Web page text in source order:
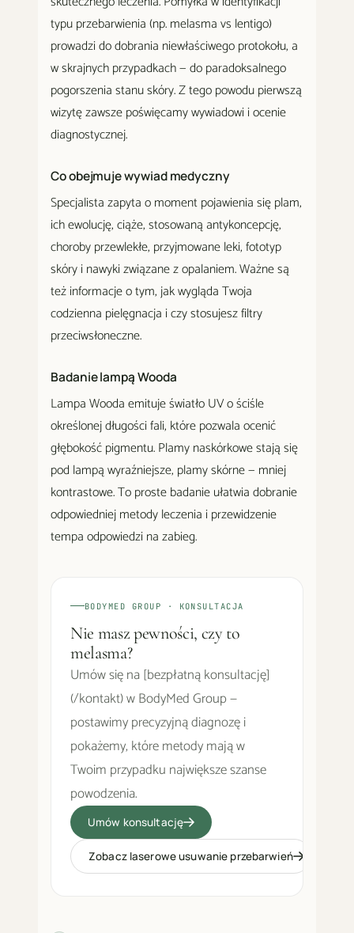
typu przebarwienia (np. melasma vs lentigo)
prowadzi do dobrania niewłaściwego protokołu, a
w skrajnych przypadkach — do paradoksalnego
pogorszenia stanu skóry. Z tego powodu pierwszą
wizytę zawsze poświęcamy wywiadowi i ocenie
diagnostycznej.
Co obejmuje wywiad medyczny
Specjalista zapyta o moment pojawienia się plam,
ich ewolucję, ciąże, stosowaną antykoncepcję,
choroby przewlekłe, przyjmowane leki, fototyp
skóry i nawyki związane z opalaniem. Ważne są
też informacje o tym, jak wygląda Twoja
codzienna pielęgnacja i czy stosujesz filtry
przeciwsłoneczne.
Badanie lampą Wooda
Lampa Wooda emituje światło UV o ściśle
określonej długości fali, które pozwala ocenić
głębokość pigmentu. Plamy naskórkowe stają się
pod lampą wyraźniejsze, plamy skórne — mniej
kontrastowe. To proste badanie ułatwia dobranie
odpowiedniej metody leczenia i przewidzenie
tempa odpowiedzi na zabieg.
BODYMED GROUP · KONSULTACJA
Nie masz pewności, czy to
melasma?
Umów się na [bezpłatną konsultację]
(/kontakt) w BodyMed Group —
postawimy precyzyjną diagnozę i
pokażemy, które metody mają w
Twoim przypadku największe szanse
powodzenia.
Umów konsultację
Zobacz laserowe usuwanie przebarwień